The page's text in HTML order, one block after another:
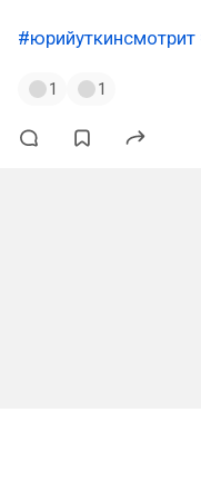
#юрийуткинсмотрит
1 1